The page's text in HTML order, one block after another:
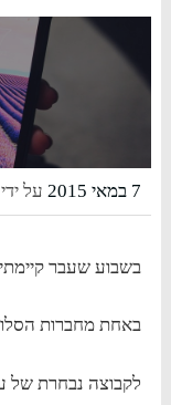
7 במאי 2015 על
בשבוע שעבר
באחת מחברות
לקבוצה נבחרת של